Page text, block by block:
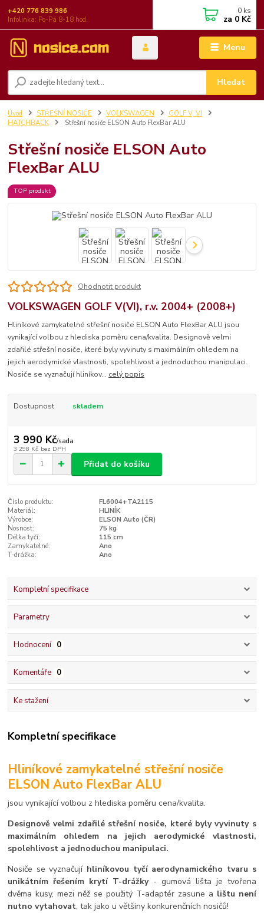
Menu
Hledat
+420 776 839 986
Infolinka: Po-Pá 8-18 hod.
0 ks
za 0 Kč
Úvod STŘEŠNÍ NOSIČE VOLKSWAGEN
GOLF V, VI
HATCHBACK
Střešní nosiče ELSON Auto FlexBar ALU
Střešní nosiče ELSON Auto
FlexBar ALU
TOP produkt
Ohodnotit produkt
VOLKSWAGEN GOLF V(VI), r.v. 2004+ (2008+)
Hliníkové zamykatelné střešní nosiče ELSON Auto FlexBar ALU jsou
vynikající volbou z hlediska poměru cena/kvalita. Designově velmi
zdařilé střešní nosiče, které byly vyvinuty s maximálním ohledem na
jejich aerodymické vlastnosti, spolehlivost a jednoduchou manipulaci.
Nosiče se vyznačují hliníkov... celý popis
Dostupnost skladem
3 990 Kč/sada
3 298 Kč bez DPH
Přidat do košíku
Číslo produktu:
FL6004+TA2115
Materiál:
HLINÍK
Výrobce:
ELSON Auto (ČR)
Nosnost:
75 kg
Délka tyčí:
115 cm
Zamykatelné:
Ano
T-drážka:
Ano
Kompletní specifikace
Parametry
Hodnocení 0
Komentáře 0
Ke stažení
Kompletní specifikace
Hliníkové zamykatelné střešní nosiče
ELSON Auto FlexBar ALU
jsou vynikající volbou z hlediska poměru cena/kvalita.
Designově velmi zdařilé střešní nosiče, které byly vyvinuty s
maximálním ohledem na jejich aerodymické vlastnosti,
spolehlivost a jednoduchou manipulaci.
Nosiče se vyznačují hliníkovou tyčí aerodynamického tvaru s
unikátním řešením krytí T-drážky- gumová lišta je tvořena
dvěma kusy, mezi něž se použitý T-adaptér zasune a lištu není
nutno vytahovat, tak jako u většiny konkurenčních nosičů!